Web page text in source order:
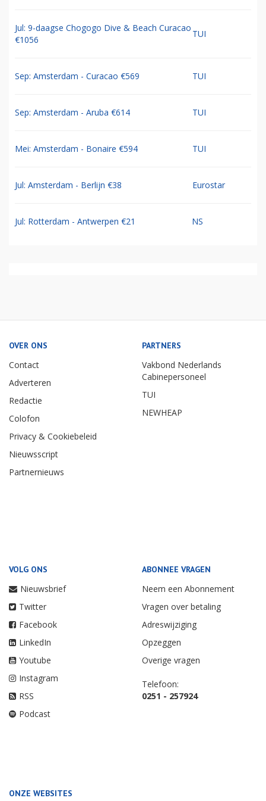
Jul: 9-daagse Chogogo Dive & Beach Curacao
€1056
TUI
Sep: Amsterdam - Curacao €569 TUI
Sep: Amsterdam - Aruba €614 TUI
Mei: Amsterdam - Bonaire €594 TUI
Jul: Amsterdam - Berlijn €38 Eurostar
Jul: Rotterdam - Antwerpen €21 NS
OVER ONS
Contact
Adverteren
Redactie
Colofon
Privacy & Cookiebeleid
Nieuwsscript
Partnernieuws
PARTNERS
Vakbond Nederlands
Cabinepersoneel
TUI
NEWHEAP
VOLG ONS
Nieuwsbrief
Twitter
Facebook
LinkedIn
Youtube
Instagram
RSS
Podcast
ABONNEE VRAGEN
Neem een Abonnement
Vragen over betaling
Adreswijziging
Opzeggen
Overige vragen
Telefoon:
0251 - 257924
ONZE WEBSITES